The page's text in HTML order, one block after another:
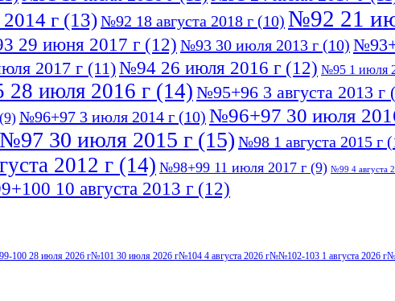
г (13)№92 18 августа 2018 г (10) №92 21
29 июня 2017 г (12) №93 30 июля 2013 г (10)
2017 г (11)№94 26 июля 2016 г (12) №95 1 июля
июля 2016 г (14) №95+96 3 августа 2013 г
(9) №96+97 3 июля 2014 г (10) №96+97 30 июля
№97 30 июля 2015 г (15) №98 1 августа 2015 г
2012 г (14) №98+99 11 июля 2017 г (9) №99 4 августа
10 августа 2013 г (12)
100 28 июля 2026 г№101 30 июля 2026 г№104 4 августа 2026 г№№102-103 1 августа 2026 г